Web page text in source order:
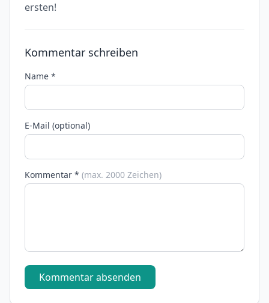
ersten!
Kommentar schreiben
Name *
E-Mail (optional)
Kommentar * (max. 2000 Zeichen)
Kommentar absenden